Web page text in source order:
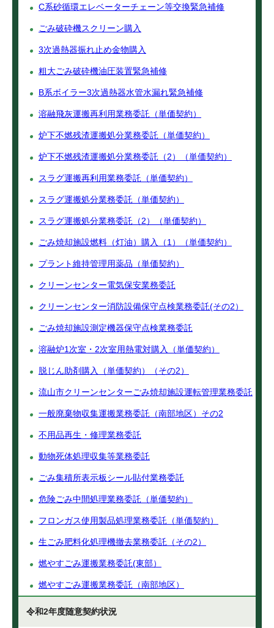
C系砂循環エレベーターチェーン等交換緊急補修
ごみ破砕機スクリーン購入
3次過熱器振れ止め金物購入
粗大ごみ破砕機油圧装置緊急補修
B系ボイラー3次過熱器水管水漏れ緊急補修
溶融飛灰運搬再利用業務委託（単価契約）
炉下不燃残渣運搬処分業務委託（単価契約）
炉下不燃残渣運搬処分業務委託（2）（単価契約）
スラグ運搬再利用業務委託（単価契約）
スラグ運搬処分業務委託（単価契約）
スラグ運搬処分業務委託（2）（単価契約）
ごみ焼却施設燃料（灯油）購入（1）（単価契約）
プラント維持管理用薬品（単価契約）
クリーンセンター電気保安業務委託
クリーンセンター消防設備保守点検業務委託(その2）
ごみ焼却施設測定機器保守点検業務委託
溶融炉1次室・2次室用熱電対購入（単価契約）
脱じん助剤購入（単価契約）（その2）
流山市クリーンセンターごみ焼却施設運転管理業務委託
一般廃棄物収集運搬業務委託（南部地区）その2
不用品再生・修理業務委託
動物死体処理収集等業務委託
ごみ集積所表示板シール貼付業務委託
危険ごみ中間処理業務委託（単価契約）
フロンガス使用製品処理業務委託（単価契約）
生ごみ肥料化処理機撤去業務委託（その2）
燃やすごみ運搬業務委託(東部）
燃やすごみ運搬業務委託（南部地区）
令和2年度随意契約状況